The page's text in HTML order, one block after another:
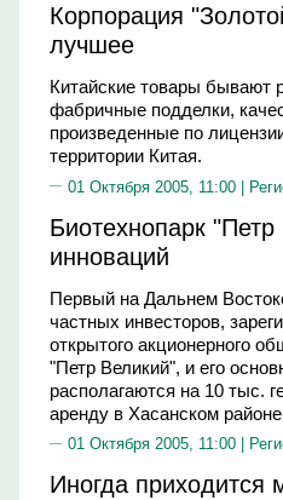
Корпорация
лучшее
Китайские товары бывают
фабричные подделки,
произведенные по
территории Китая.
01 Октября 2005, 11:00 |
Биотехнопарк
инноваций
Первый на Дальнем
частных инвесторов,
открытого акционерного
"Петр Великий", и его
располагаются на 10 тыс.
аренду в Хасанском
01 Октября 2005, 11:00 |
Иногда приходится